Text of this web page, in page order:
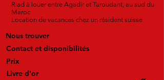
Riad à louer entre Agadir et Taroudant, au sud du
Maroc
Location de vacances chez un résident suisse
Nous trouver
Contact et disponibilités
Prix
Livre d'or